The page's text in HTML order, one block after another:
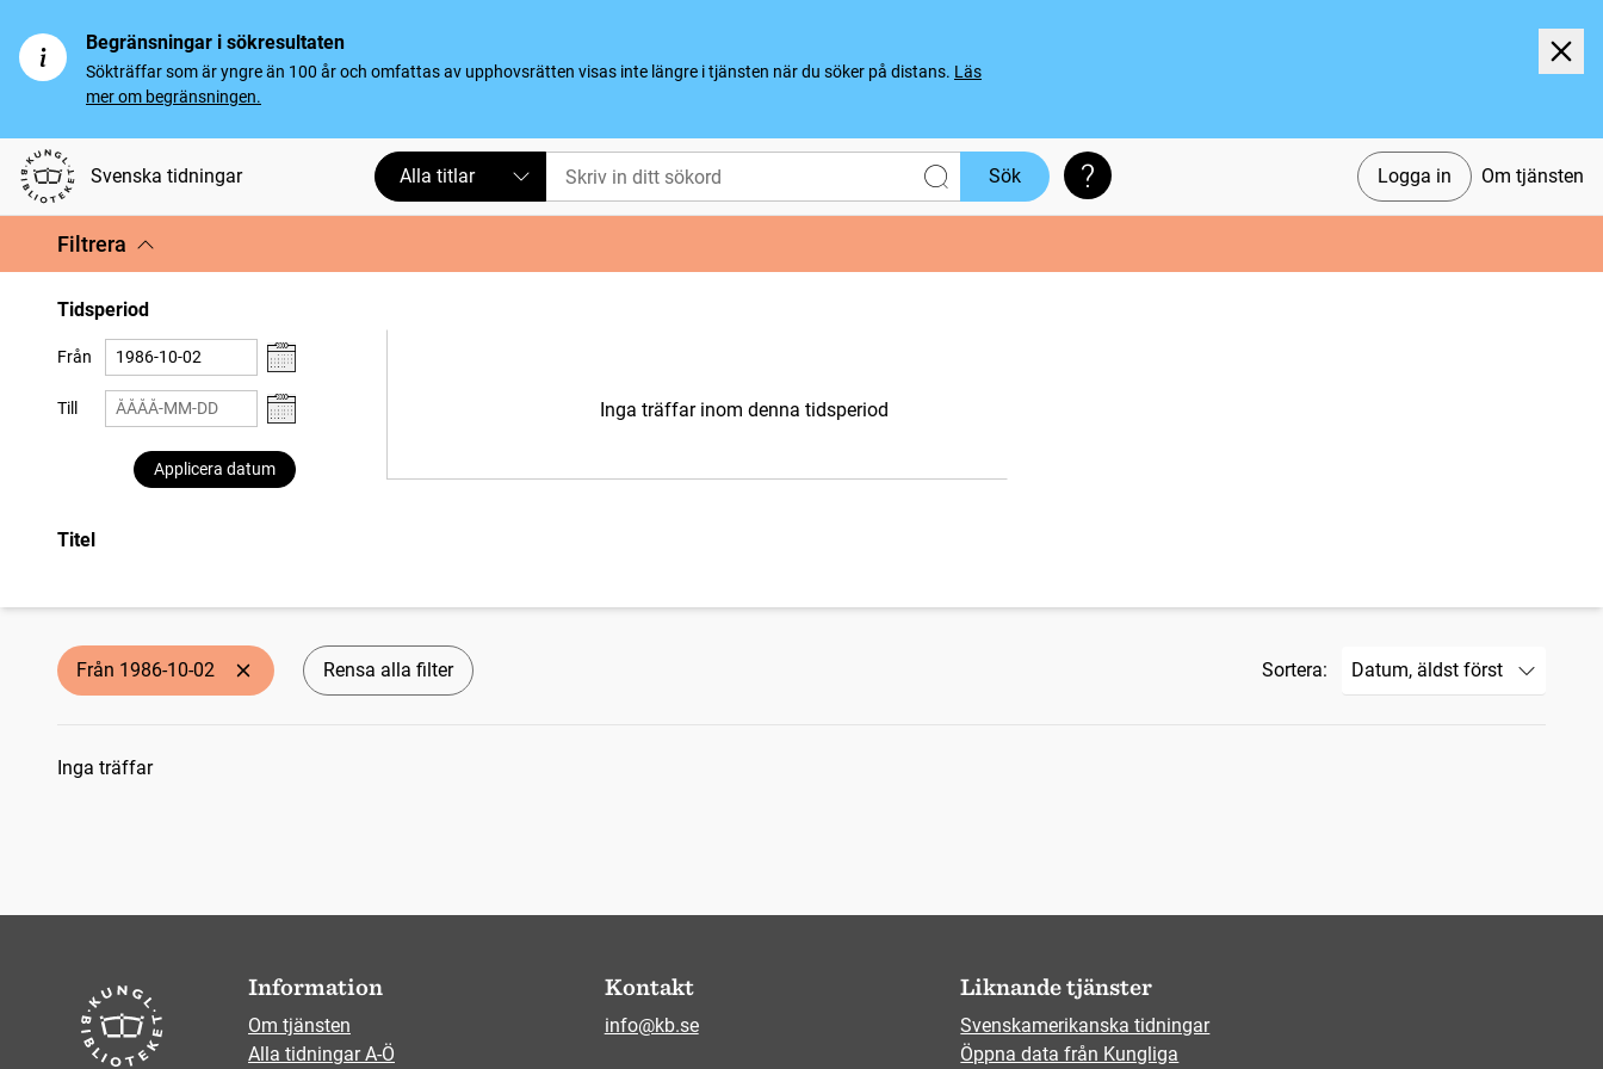
Begränsningar i sökresultaten
Sökträffar som är yngre än 100 år och omfattas av upphovsrätten visas inte längre i tjänsten när du söker på distans. Läs
mer om begränsningen.
Svenska tidningar Logga in Om tjänsten
Alla titlar Sök Söktips
Filtrera
Tidsperiod
Från
Till
Applicera datum
Inga träffar inom denna tidsperiod
Titel
Från 1986-10-02 Rensa alla filter Sortera:
Sökresultat
Inga träffar
Information
Om tjänsten
Alla tidningar A-Ö
Kontakt
info@kb.se
Liknande tjänster
Svenskamerikanska tidningar
Öppna data från Kungliga